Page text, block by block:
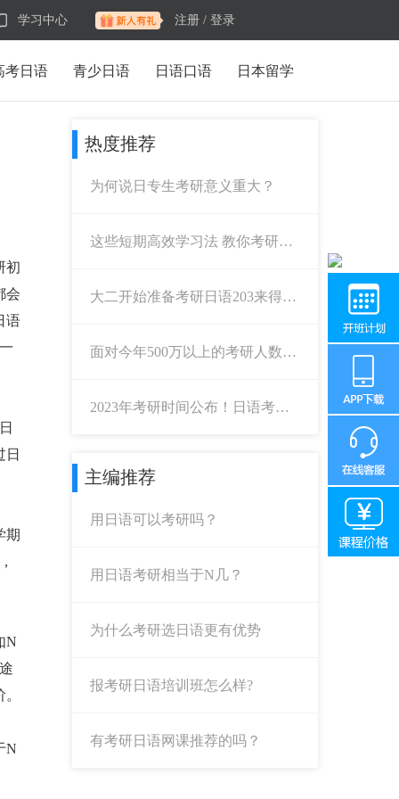
学习中心 注册 / 登录
考日语 青少日语 日语口语 日本留学
初
会
语
日
期
N
N
热度推荐
为何说日专生考研意义重大？
这些短期高效学习法 教你考研日
大二开始准备考研日语203来得及
面对今年500万以上的考研人数，
2023年考研时间公布！日语考研
主编推荐
用日语可以考研吗？
用日语考研相当于N几？
为什么考研选日语更有优势
报考研日语培训班怎么样?
有考研日语网课推荐的吗？